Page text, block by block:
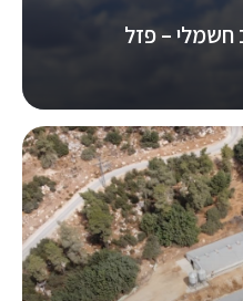
חשמלי – פזל